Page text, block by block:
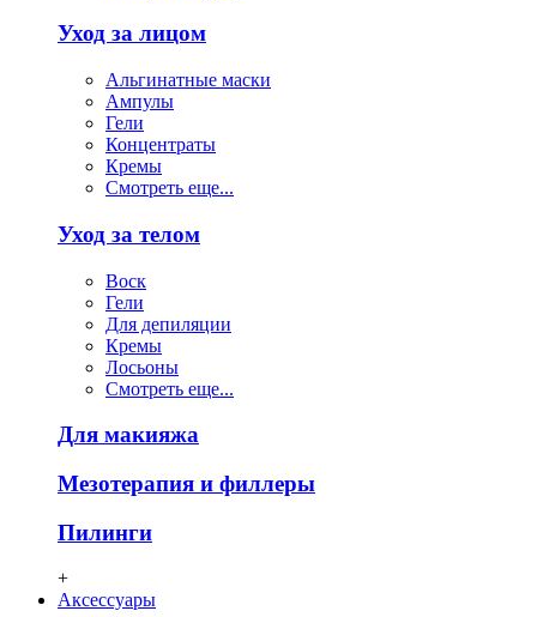
Уход за лицом
Альгинатные маски
Ампулы
Гели
Концентраты
Кремы
Смотреть еще...
Уход за телом
Воск
Гели
Для депиляции
Кремы
Лосьоны
Смотреть еще...
Для макияжа
Мезотерапия и филлеры
Пилинги
+
Аксессуары